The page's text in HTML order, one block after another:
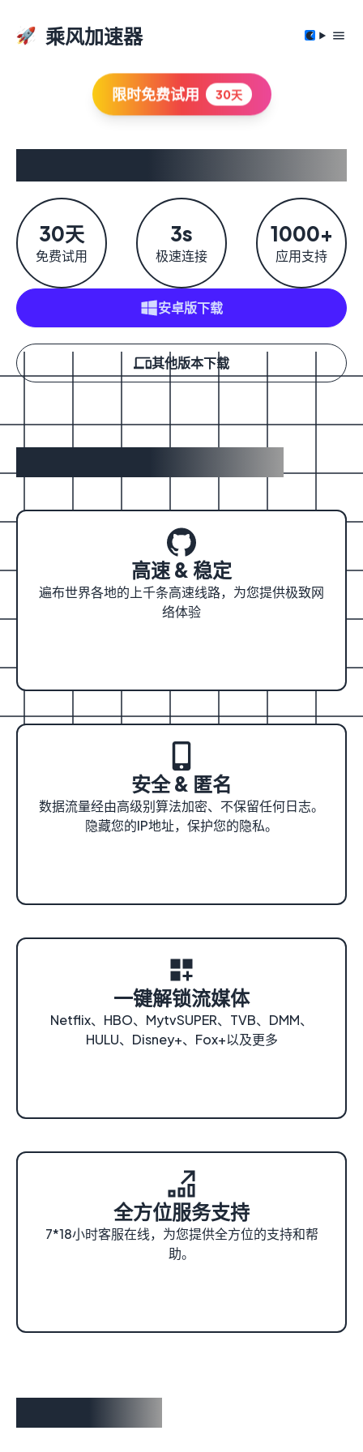
乘风加速器
限时免费试用 30天
30天
免费试用
3s
极速连接
1000+
应用支持
安卓版下载
其他版本下载
高速 & 稳定
遍布世界各地的上千条高速线路，为您提供极致网
络体验
安全 & 匿名
数据流量经由高级别算法加密、不保留任何日志。
隐藏您的IP地址，保护您的隐私。
一键解锁流媒体
Netflix、HBO、MytvSUPER、TVB、DMM、
HULU、Disney+、Fox+以及更多
全方位服务支持
7*18小时客服在线，为您提供全方位的支持和帮
助。